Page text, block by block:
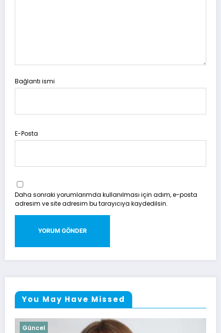
Bağlantı ismi
E-Posta
Daha sonraki yorumlarımda kullanılması için adım, e-posta
adresim ve site adresim bu tarayıcıya kaydedilsin.
You May Have Missed
Güncel